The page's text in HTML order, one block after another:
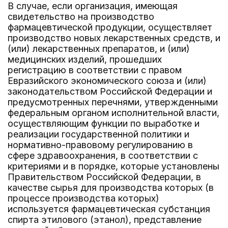
В случае, если организация, имеющая
свидетельство на производство
фармацевтической продукции, осуществляет
производство новых лекарственных средств, и
(или) лекарственных препаратов, и (или)
медицинских изделий, прошедших
регистрацию в соответствии с правом
Евразийского экономического союза и (или)
законодательством Российской Федерации и
предусмотренных перечнями, утвержденными
федеральным органом исполнительной власти,
осуществляющим функции по выработке и
реализации государственной политики и
нормативно-правовому регулированию в
сфере здравоохранения, в соответствии с
критериями и в порядке, которые установлены
Правительством Российской Федерации, в
качестве сырья для производства которых (в
процессе производства которых)
используется фармацевтическая субстанция
спирта этилового (этанол), представление